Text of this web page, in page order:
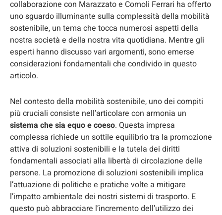
collaborazione con Marazzato e Comoli Ferrari ha offerto
uno sguardo illuminante sulla complessità della mobilità
sostenibile, un tema che tocca numerosi aspetti della
nostra società e della nostra vita quotidiana. Mentre gli
esperti hanno discusso vari argomenti, sono emerse
considerazioni fondamentali che condivido in questo
articolo.
Nel contesto della mobilità sostenibile, uno dei compiti
più cruciali consiste nell’articolare con armonia un
sistema che sia equo e coeso. Questa impresa
complessa richiede un sottile equilibrio tra la promozione
attiva di soluzioni sostenibili e la tutela dei diritti
fondamentali associati alla libertà di circolazione delle
persone. La promozione di soluzioni sostenibili implica
l’attuazione di politiche e pratiche volte a mitigare
l’impatto ambientale dei nostri sistemi di trasporto. E
questo può abbracciare l’incremento dell’utilizzo dei